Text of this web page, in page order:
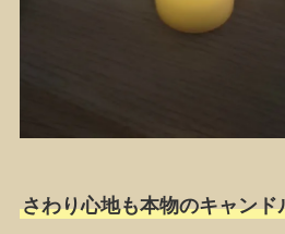
さわり心地も本物のキャンド